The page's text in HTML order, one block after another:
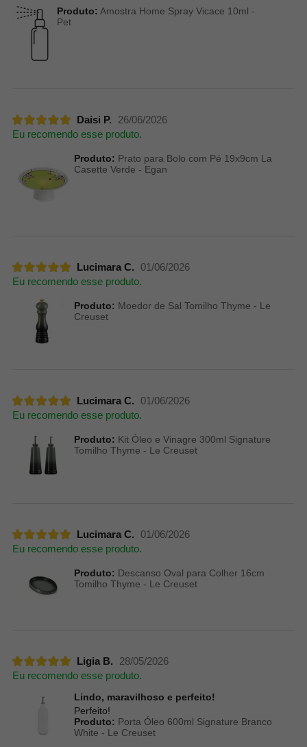
Produto: Amostra Home Spray Vicace 10ml -
Pet
Daisi P.
26/06/2026
Eu recomendo esse produto.
Produto: Prato para Bolo com Pé 19x9cm La
Casette Verde - Egan
Lucimara C.
01/06/2026
Eu recomendo esse produto.
Produto: Moedor de Sal Tomilho Thyme - Le
Creuset
Lucimara C.
01/06/2026
Eu recomendo esse produto.
Produto: Kit Óleo e Vinagre 300ml Signature
Tomilho Thyme - Le Creuset
Lucimara C.
01/06/2026
Eu recomendo esse produto.
Produto: Descanso Oval para Colher 16cm
Tomilho Thyme - Le Creuset
Ligia B.
28/05/2026
Eu recomendo esse produto.
Lindo, maravilhoso e perfeito!
Perfeito!
Produto: Porta Óleo 600ml Signature Branco
White - Le Creuset